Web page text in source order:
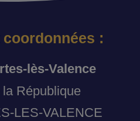
:
lès-Valence
République
LES-VALENCE